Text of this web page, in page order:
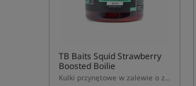
TB Baits Squid Strawberry
Boosted Boilie
Kulki przynętowe w zalewie o zapachu truskawki i kałamarnicy